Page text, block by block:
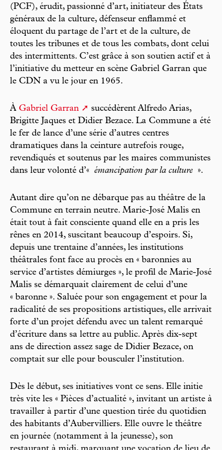
(PCF), érudit, passionné d’art, initiateur des États
généraux de la culture, défenseur enflammé et
éloquent du partage de l’art et de la culture, de
toutes les tribunes et de tous les combats, dont celui
des intermittents. C’est grâce à son soutien actif et à
l’initiative du metteur en scène Gabriel Garran que
le CDN a vu le jour en 1965.
À Gabriel Garran
succédèrent Alfredo Arias,
Brigitte Jaques et Didier Bezace. La Commune a été
le fer de lance d’une série d’autres centres
dramatiques dans la ceinture autrefois rouge,
revendiqués et soutenus par les maires communistes
dans leur volonté d’« émancipation par la culture ».
Autant dire qu’on ne débarque pas au théâtre de la
Commune en terrain neutre. Marie-José Malis en
était tout à fait consciente quand elle en a pris les
rênes en 2014, suscitant beaucoup d’espoirs. Si,
depuis une trentaine d’années, les institutions
théâtrales font face au procès en « baronnies au
service d’artistes démiurges », le profil de Marie-José
Malis se démarquait clairement de celui d’une
« baronne ». Saluée pour son engagement et pour la
radicalité de ses propositions artistiques, elle arrivait
forte d’un projet défendu avec un talent remarqué
d’écriture dans sa lettre au public. Après dix-sept
ans de direction assez sage de Didier Bezace, on
comptait sur elle pour bousculer l’institution.
Dès le début, ses initiatives vont ce sens. Elle initie
très vite les « Pièces d’actualité », invitant un artiste à
travailler à partir d’une question tirée du quotidien
des habitants d’Aubervilliers. Elle ouvre le théâtre
en journée (notamment à la jeunesse), son